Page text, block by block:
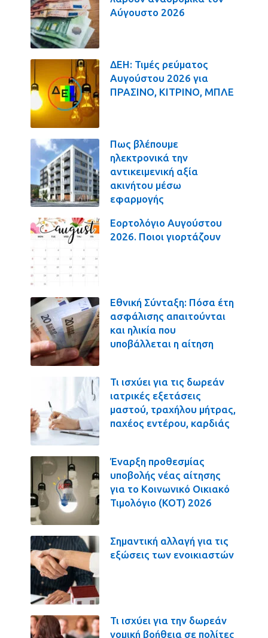
Αύγουστο 2026
ΔΕΗ: Τιμές ρεύματος
Αυγούστου 2026 για
ΠΡΑΣΙΝΟ, ΚΙΤΡΙΝΟ, ΜΠΛΕ
Πως βλέπουμε
ηλεκτρονικά την
αντικειμενική αξία
ακινήτου μέσω
εφαρμογής
Εορτολόγιο Αυγούστου
2026. Ποιοι γιορτάζουν
Εθνική Σύνταξη: Πόσα έτη
ασφάλισης απαιτούνται
και ηλικία που
υποβάλλεται η αίτηση
Τι ισχύει για τις δωρεάν
ιατρικές εξετάσεις
μαστού, τραχήλου μήτρας,
παχέος εντέρου, καρδιάς
Έναρξη προθεσμίας
υποβολής νέας αίτησης
για το Κοινωνικό Οικιακό
Τιμολόγιο (ΚΟΤ) 2026
Σημαντική αλλαγή για τις
εξώσεις των ενοικιαστών
Τι ισχύει για την δωρεάν
νομική βοήθεια σε πολίτες